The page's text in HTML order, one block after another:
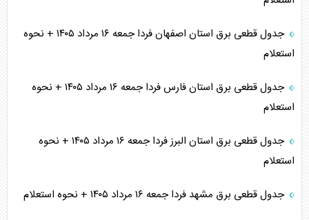
جدول قطعی برق استان اصفهان فردا جمعه ۱۶ مرداد ۱۴۰۵ + نحوه
استعلام
جدول قطعی برق استان فارس فردا جمعه ۱۶ مرداد ۱۴۰۵ + نحوه
استعلام
جدول قطعی برق استان البرز فردا جمعه ۱۶ مرداد ۱۴۰۵ + نحوه
استعلام
جدول قطعی برق مشهد فردا جمعه ۱۶ مرداد ۱۴۰۵ + نحوه استعلام